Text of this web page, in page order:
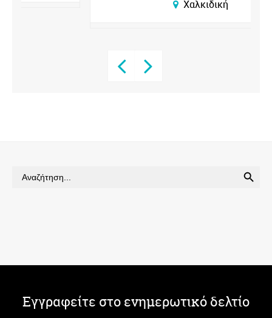
Search
for:
Εγγραφείτε στο ενημερωτικό δελτίο